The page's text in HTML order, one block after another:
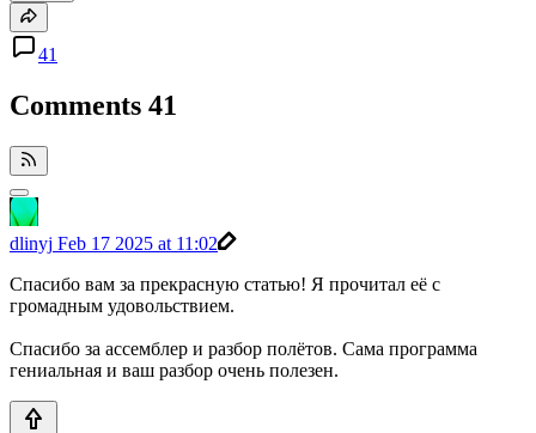
41
Comments 41
dlinyj Feb 17 2025 at 11:02
Спасибо вам за прекрасную статью! Я прочитал её с
громадным удовольствием.
Спасибо за ассемблер и разбор полётов. Сама программа
гениальная и ваш разбор очень полезен.